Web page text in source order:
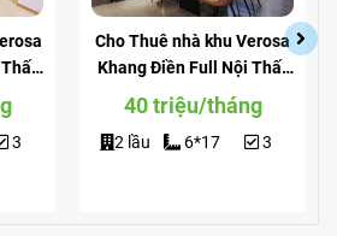
3
Cho Thuê nhà khu Verosa
Khang Điền Full Nội Thất
View Công Viên
40 triệu/tháng
2 lầu 6*17 3